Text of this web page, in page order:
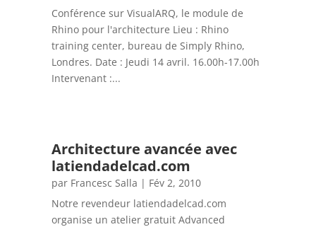
Conférence sur VisualARQ, le module de
Rhino pour l'architecture Lieu : Rhino
training center, bureau de Simply Rhino,
Londres. Date : Jeudi 14 avril. 16.00h-17.00h
Intervenant :...
Architecture avancée avec
latiendadelcad.com
par Francesc Salla | Fév 2, 2010
Notre revendeur latiendadelcad.com
organise un atelier gratuit Advanced